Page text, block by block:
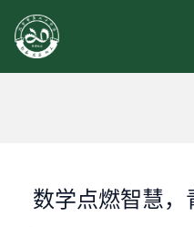
数学点燃智慧